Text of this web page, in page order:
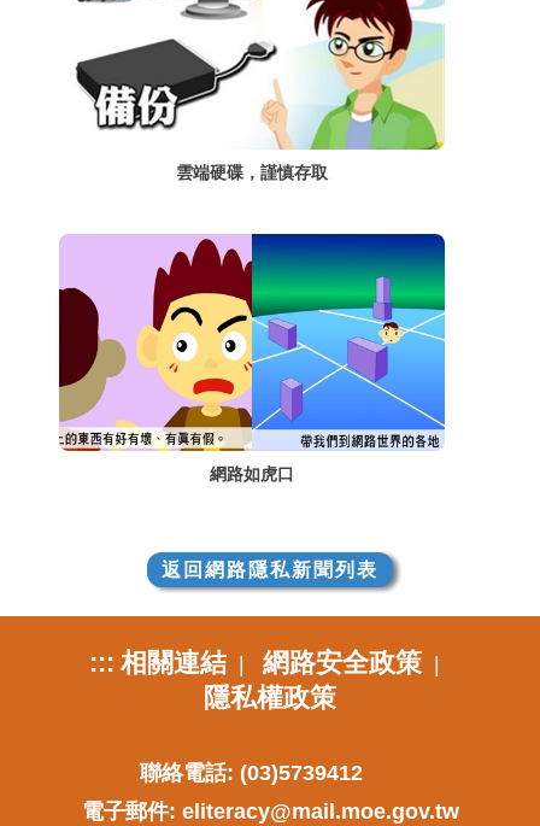
雲端硬碟，謹慎存取
網路如虎口
返回網路隱私新聞列表
::: 相關連結| 網路安全政策|
隱私權政策
聯絡電話: (03)5739412
電子郵件: eliteracy@mail.moe.gov.tw